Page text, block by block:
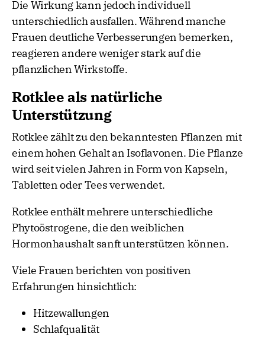
Die Wirkung kann jedoch individuell
unterschiedlich ausfallen. Während manche
Frauen deutliche Verbesserungen bemerken,
reagieren andere weniger stark auf die
pflanzlichen Wirkstoffe.
Rotklee als natürliche
Unterstützung
Rotklee zählt zu den bekanntesten Pflanzen mit
einem hohen Gehalt an Isoflavonen. Die Pflanze
wird seit vielen Jahren in Form von Kapseln,
Tabletten oder Tees verwendet.
Rotklee enthält mehrere unterschiedliche
Phytoöstrogene, die den weiblichen
Hormonhaushalt sanft unterstützen können.
Viele Frauen berichten von positiven
Erfahrungen hinsichtlich:
Hitzewallungen
Schlafqualität